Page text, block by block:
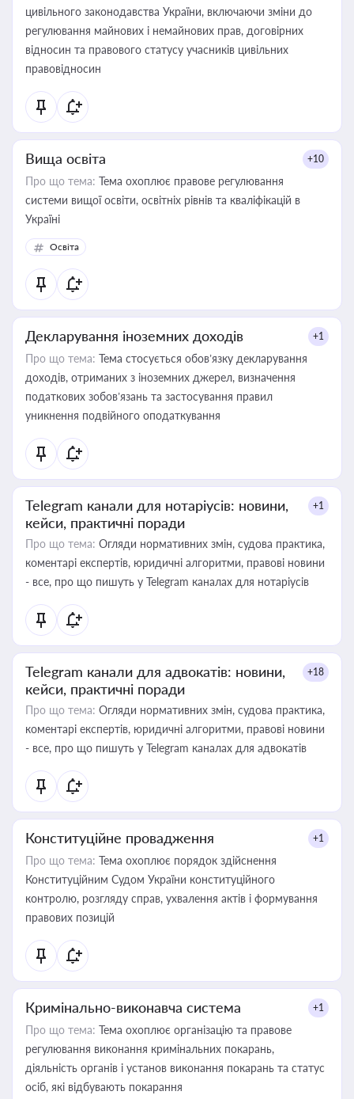
цивільного законодавства України, включаючи зміни до
регулювання майнових і немайнових прав, договірних
відносин та правового статусу учасників цивільних
правовідносин
Вища освіта +10
Про що тема: Тема охоплює правове регулювання
системи вищої освіти, освітніх рівнів та кваліфікацій в
Україні
Освіта
Декларування іноземних доходів +1
Про що тема: Тема стосується обов’язку декларування
доходів, отриманих з іноземних джерел, визначення
податкових зобов’язань та застосування правил
уникнення подвійного оподаткування
Telegram канали для нотаріусів: новини,
кейси, практичні поради
+1
Про що тема: Огляди нормативних змін, судова практика,
коментарі експертів, юридичні алгоритми, правові новини
- все, про що пишуть у Telegram каналах для нотаріусів
Telegram канали для адвокатів: новини,
кейси, практичні поради
+18
Про що тема: Огляди нормативних змін, судова практика,
коментарі експертів, юридичні алгоритми, правові новини
- все, про що пишуть у Telegram каналах для адвокатів
Конституційне провадження +1
Про що тема: Тема охоплює порядок здійснення
Конституційним Судом України конституційного
контролю, розгляду справ, ухвалення актів і формування
правових позицій
Кримінально-виконавча система +1
Про що тема: Тема охоплює організацію та правове
регулювання виконання кримінальних покарань,
діяльність органів і установ виконання покарань та статус
осіб, які відбувають покарання